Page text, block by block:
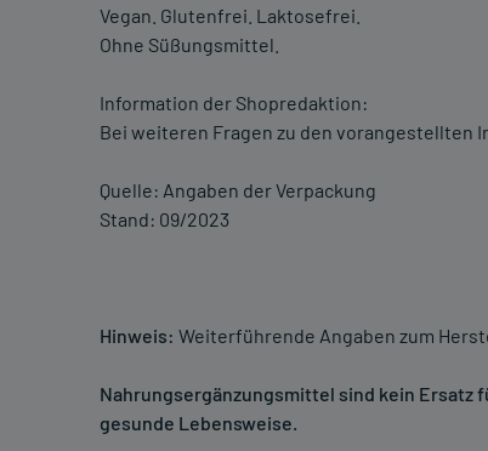
Vegan. Glutenfrei. Laktosefrei.
Ohne Süßungsmittel.
Information der Shopredaktion:
Bei weiteren Fragen zu den vorangestellten
Quelle: Angaben der Verpackung
Stand: 09/2023
Hinweis: Weiterführende Angaben zum
Nahrungsergänzungsmittel sind kein Ersatz
gesunde Lebensweise.